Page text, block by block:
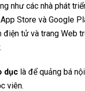
như các nhà phát
Store và Google
điện tử và trang
dục là để quảng bá
viên.